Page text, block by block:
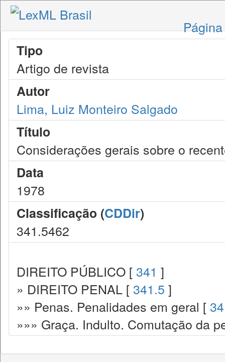
Tipo
Artigo de revista
Autor
Lima, Luiz Monteiro Salgado
Título
Considerações gerais sobre o
Data
1978
Classificação (CDDir)
341.5462
DIREITO PÚBLICO [ 341 ]
» DIREITO PENAL [ 341.5 ]
»» Penas. Penalidades em geral [
»»» Graça. Indulto. Comutação da